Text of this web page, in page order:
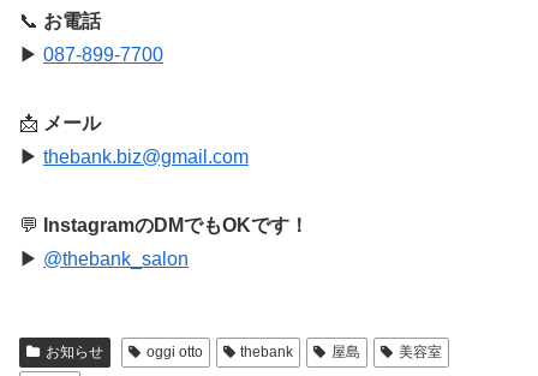
📞 お電話
▶︎ 087-899-7700
📩 メール
▶︎ thebank.biz@gmail.com
💬
InstagramのDMでもOKです！
▶︎ @thebank_salon
お知らせ oggi otto thebank 屋島 美容室